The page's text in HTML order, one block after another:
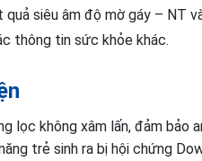
siêu âm độ mờ gáy – NT
thông tin sức khỏe khác.
lọc không xâm lấn, đảm bảo
trẻ sinh ra bị hội chứng